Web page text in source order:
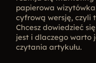
papierowa wizytówka
cyfrową wersję, czyli
Chcesz dowiedzieć
jest i dlaczego warto
czytania artykułu.